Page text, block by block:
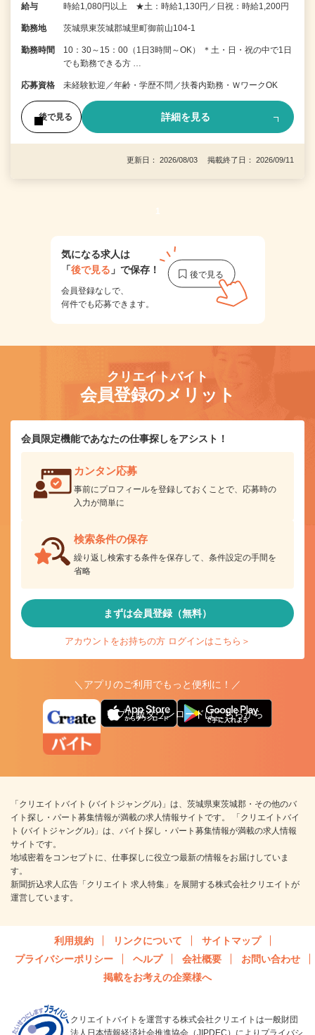
給与 時給1,080円以上 ★土：時給1,130円／日祝：時給1,200円
勤務地 茨城県東茨城郡城里町御前山104-1
勤務時間
10：30～15：00（1日3時間～OK） ＊土・日・祝の中で1日
でも勤務できる方 …
応募資格 未経験歓迎／年齢・学歴不問／扶養内勤務・ＷワークOK
後で見る 詳細を見る
更新日： 2026/08/03 掲載終了日： 2026/09/11
1
気になる求人は
「後で見る 」で保存！
会員登録なしで、
何件でも応募できます。
クリエイトバイト
会員登録のメリット
会員限定機能であなたの仕事探しをアシスト！
カンタン応募
事前にプロフィールを登録しておくことで、応募時の
入力が簡単に
検索条件の保存
繰り返し検索する条件を保存して、条件設定の手間を
省略
まずは会員登録（無料）
アカウントをお持ちの方 ログインはこちら＞
＼アプリのご利用でもっと便利に！／
アプリ版ダウンロードはこちらから
「クリエイトバイト (バイトジャングル)」は、茨城県東茨城郡・その他のバ
イト探し・パート募集情報が満載の求人情報サイトです。 「クリエイトバイ
ト (バイトジャングル)」は、バイト探し・パート募集情報が満載の求人情報
サイトです。
地域密着をコンセプトに、仕事探しに役立つ最新の情報をお届けしていま
す。
新聞折込求人広告「クリエイト 求人特集」を展開する株式会社クリエイトが
運営しています。
利用規約 リンクについて
サイトマップ
プライバシーポリシー
ヘルプ 会社概要
お問い合わせ
掲載をお考えの企業様へ
クリエイトバイトを運営する株式会社クリエイトは一般財団
法人日本情報経済社会推進協会（JIPDEC）によりプライバシ